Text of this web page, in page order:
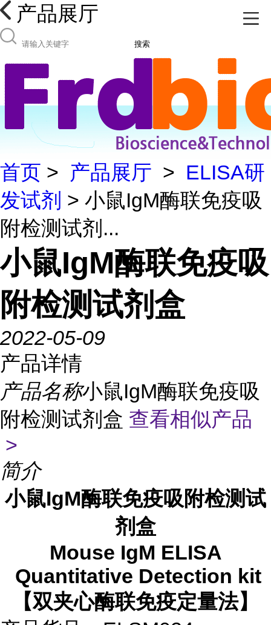
产品展厅
搜索
首页 > 产品展厅 > ELISA研
发试剂 > 小鼠IgM酶联免疫吸
附检测试剂...
小鼠IgM酶联免疫吸
附检测试剂盒
2022-05-09
产品详情
产品名称小鼠IgM酶联免疫吸
附检测试剂盒 查看相似产品
>
简介
小鼠IgM酶联免疫吸附检测试
剂盒
Mouse IgM ELISA
Quantitative Detection kit
【双夹心酶联免疫定量法】